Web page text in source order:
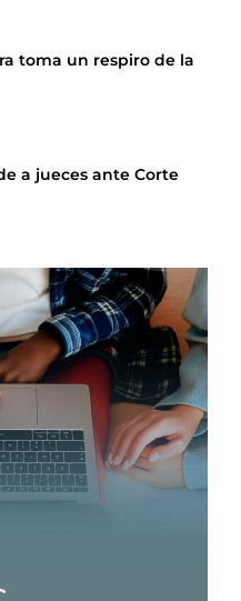
toma un respiro de la
a jueces ante Corte